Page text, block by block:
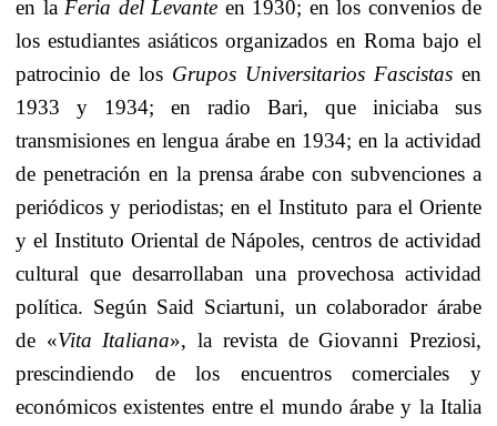
en la Feria del Levante en 1930; en los convenios de
los estudiantes asiáticos organizados en Roma bajo el
patrocinio de los Grupos Universitarios Fascistas en
1933 y 1934; en radio Bari, que iniciaba sus
transmisiones en lengua árabe en 1934; en la actividad
de penetración en la prensa árabe con subvenciones a
periódicos y periodistas; en el Instituto para el Oriente
y el Instituto Oriental de Nápoles, centros de actividad
cultural que desarrollaban una provechosa actividad
política. Según Said Sciartuni, un colaborador árabe
de «Vita Italiana», la revista de Giovanni Preziosi,
prescindiendo de los encuentros comerciales y
económicos existentes entre el mundo árabe y la Italia